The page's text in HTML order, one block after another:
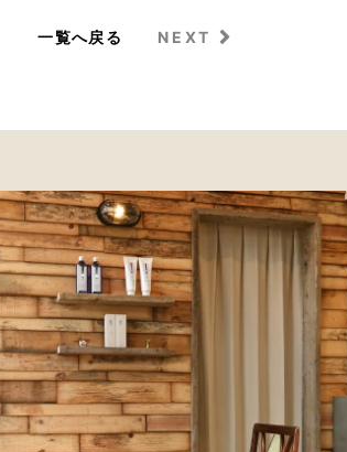
一覧へ戻る NEXT